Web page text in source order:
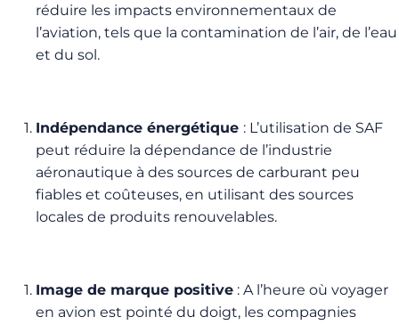
réduire les impacts environnementaux de
l’aviation, tels que la contamination de l’air, de l’eau
et du sol.
Indépendance énergétique : L’utilisation de SAF
peut réduire la dépendance de l’industrie
aéronautique à des sources de carburant peu
fiables et coûteuses, en utilisant des sources
locales de produits renouvelables.
Image de marque positive : A l’heure où voyager
en avion est pointé du doigt, les compagnies